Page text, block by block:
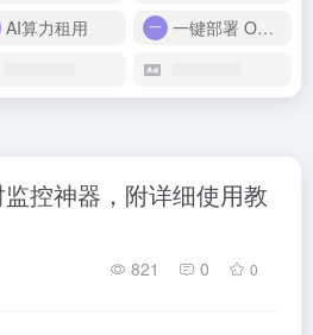
AI算力租用 一键部署 OpenClaw
控神器，附详细使用教
821 0 0